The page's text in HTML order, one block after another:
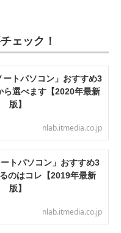
ェック！
ートパソコン」おすすめ3
選べます【2020年最新
版】
nlab.itmedia.co.jp
ートパソコン」おすすめ3
のはコレ【2019年最新
版】
nlab.itmedia.co.jp